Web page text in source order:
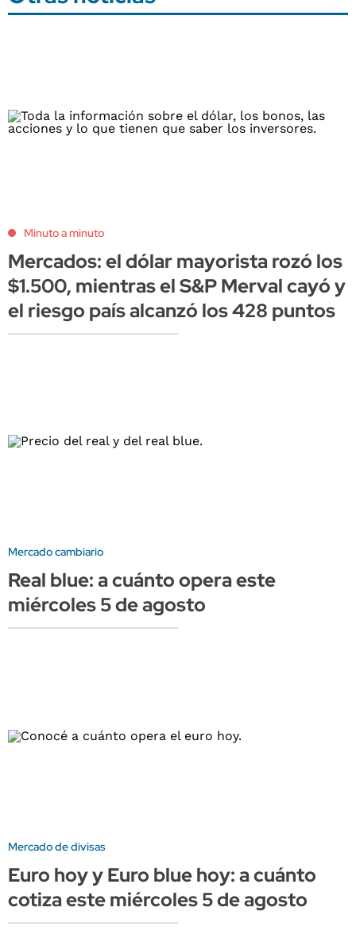
Minuto a minuto
Mercados: el dólar mayorista rozó los
$1.500, mientras el S&P Merval cayó y
el riesgo país alcanzó los 428 puntos
Mercado cambiario
Real blue: a cuánto opera este
miércoles 5 de agosto
Mercado de divisas
Euro hoy y Euro blue hoy: a cuánto
cotiza este miércoles 5 de agosto